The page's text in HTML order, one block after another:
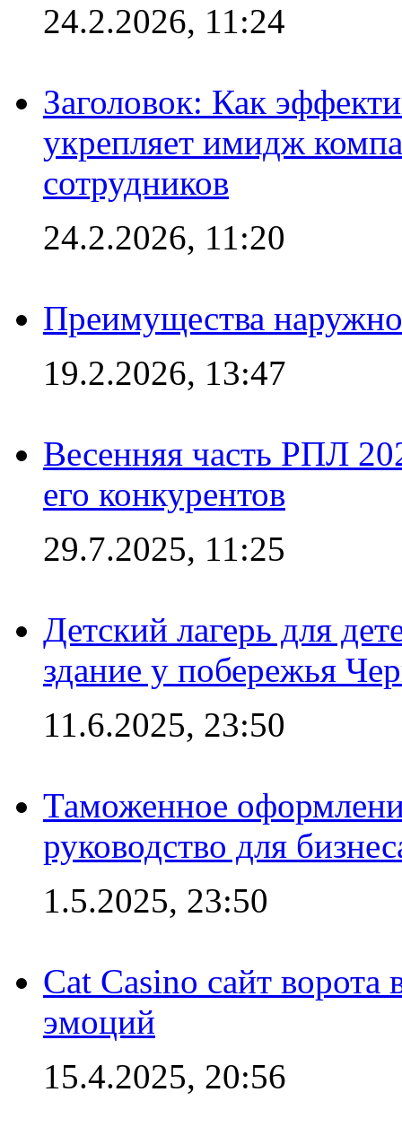
24.2.2026, 11:24
Заголовок: Как
укрепляет имидж
сотрудников
24.2.2026, 11:20
Преимущества
19.2.2026, 13:47
Весенняя часть РПЛ
его конкурентов
29.7.2025, 11:25
Детский лагерь для
здание у побережья
11.6.2025, 23:50
Таможенное
руководство для
1.5.2025, 23:50
Cat Casino сайт
эмоций
15.4.2025, 20:56